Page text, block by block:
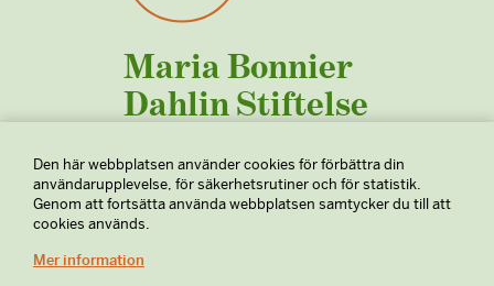
Maria Bonnier
Dahlin Stiftelse
c/o Bonnier Group, 113 90 STOCKHOLM
Den här webbplatsen använder cookies för förbättra din
användarupplevelse, för säkerhetsrutiner och för statistik.
Genom att fortsätta använda webbplatsen samtycker du till att
cookies används.
Mer information